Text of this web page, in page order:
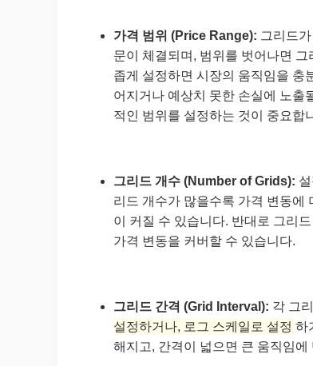
가격 범위 (Price Range): 그리드
문이 체결되며, 범위를 벗어나면
좁게 설정하면 시장의 움직임을 충
어지거나 예상치 못한 손실에 노출
적인 범위를 설정하는 것이 중요합
그리드 개수 (Number of Grids):
리드 개수가 많을수록 가격 변동에
이 커질 수 있습니다. 반대로 그리
가격 변동을 커버할 수 있습니다.
그리드 간격 (Grid Interval): 각 그
설정하거나, 로그 스케일로 설정 하
해지고, 간격이 넓으면 큰 움직임